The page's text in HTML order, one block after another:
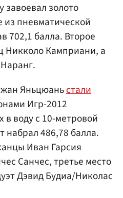
золото
пневматической
702,1 балла. Второе
Никколо Камприани, а
Яньцюаньстали
Игр-2012
воду с 10-метровой
набрал 486,78 балла.
Иван Гарсия
Санчес, третье место
Дэвид Будиа/Николас